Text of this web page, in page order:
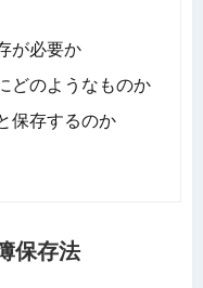
が必要か
どのようなものか
保存するのか
保存法